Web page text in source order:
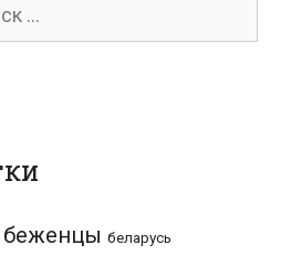
беженцы беларусь